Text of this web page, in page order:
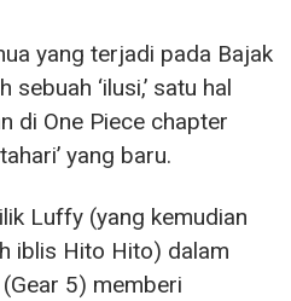
yang terjadi pada Bajak
‘ilusi,’ satu hal
di One Piece chapter
yang baru.
Luffy (yang kemudian
iblis Hito Hito) dalam
5) memberi